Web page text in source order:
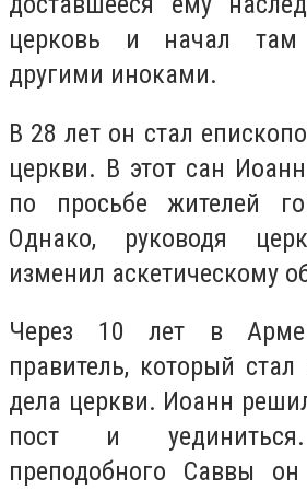
церковь и начал
другими иноками.
В 28 лет он стал
церкви. В этот сан
по просьбе жителей
Однако, руководя
изменил аскетическому
Через 10 лет в
правитель, который
дела церкви. Иоанн
пост и
преподобного Саввы